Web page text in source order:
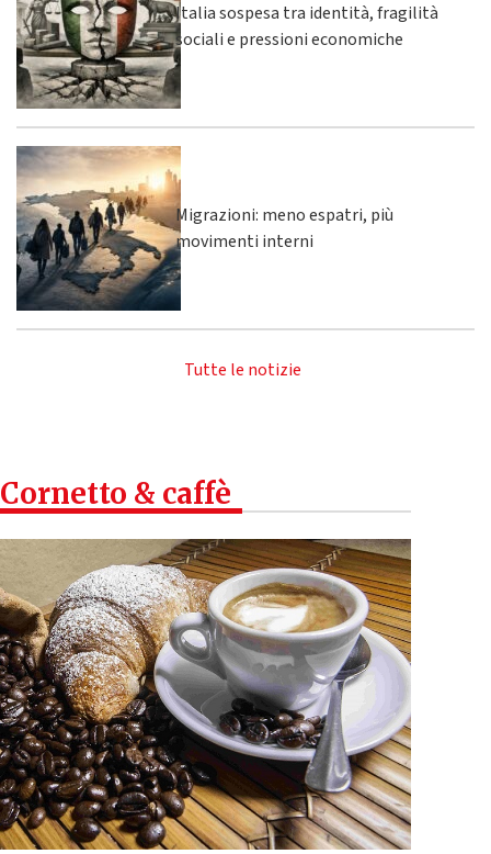
Italia sospesa tra identità, fragilità
sociali e pressioni economiche
Migrazioni: meno espatri, più
movimenti interni
Tutte le notizie
Cornetto & caffè